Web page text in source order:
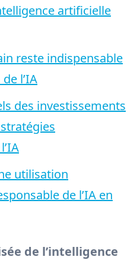
artificielle
reste indispensable
l’IA
des investissements
utilisation
de l’IA en
de l’intelligence